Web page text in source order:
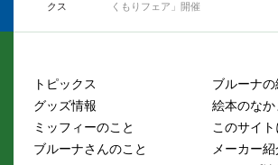
クス
くもりフェア」開催
トピックス
グッズ情報
ミッフィーのこと
ブルーナさんのこと
ブルーナの
絵本のなか
このサイ
メーカー紹